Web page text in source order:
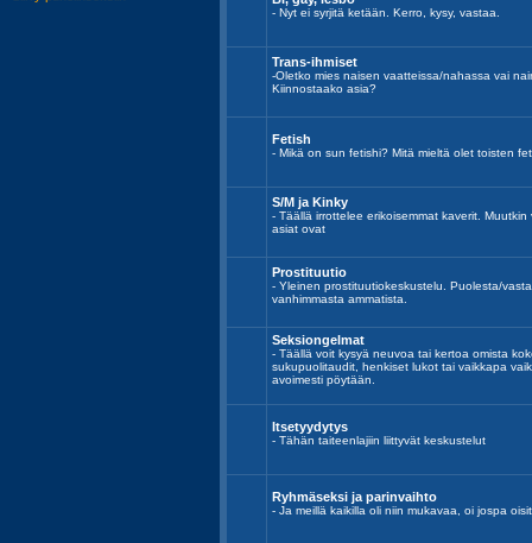
- Nyt ei syrjitä ketään. Kerro, kysy, vastaa.
Trans-ihmiset
-Oletko mies naisen vaatteissa/nahassa vai
Kiinnostaako asia?
Fetish
- Mikä on sun fetishi? Mitä mieltä olet toisten
S/M ja Kinky
- Täällä irrottelee erikoisemmat kaverit.
asiat ovat
Prostituutio
- Yleinen prostituutiokeskustelu. Puolesta/
vanhimmasta ammatista.
Seksiongelmat
- Täällä voit kysyä neuvoa tai kertoa omista
sukupuolitaudit, henkiset lukot tai vaikkapa
avoimesti pöytään.
Itsetyydytys
- Tähän taiteenlajiin liittyvät keskustelut
Ryhmäseksi ja parinvaihto
- Ja meillä kaikilla oli niin mukavaa, oi jospa